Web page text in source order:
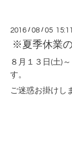
2016 /08 /05 15:11
※夏季休業
８月１３日(土)
す。
ご迷惑お掛けし